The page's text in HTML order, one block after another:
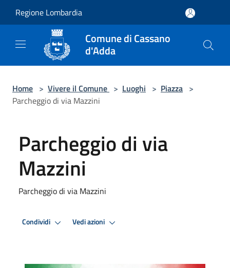
Regione Lombardia
Comune di Cassano
d'Adda
Home > Vivere il Comune > Luoghi > Piazza >
Parcheggio di via Mazzini
Parcheggio di via
Mazzini
Parcheggio di via Mazzini
Condividi Vedi azioni